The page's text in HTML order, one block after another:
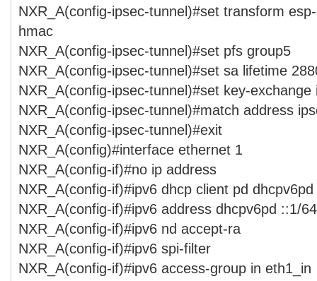
NXR_A(config-ipsec-tunnel)#set transform
hmac
NXR_A(config-ipsec-tunnel)#set pfs group5
NXR_A(config-ipsec-tunnel)#set sa lifetime
NXR_A(config-ipsec-tunnel)#set key-exchange
NXR_A(config-ipsec-tunnel)#match address
NXR_A(config-ipsec-tunnel)#exit
NXR_A(config)#interface ethernet 1
NXR_A(config-if)#no ip address
NXR_A(config-if)#ipv6 dhcp client pd dhcpv6pd
NXR_A(config-if)#ipv6 address dhcpv6pd ::1/64
NXR_A(config-if)#ipv6 nd accept-ra
NXR_A(config-if)#ipv6 spi-filter
NXR_A(config-if)#ipv6 access-group in eth1_in